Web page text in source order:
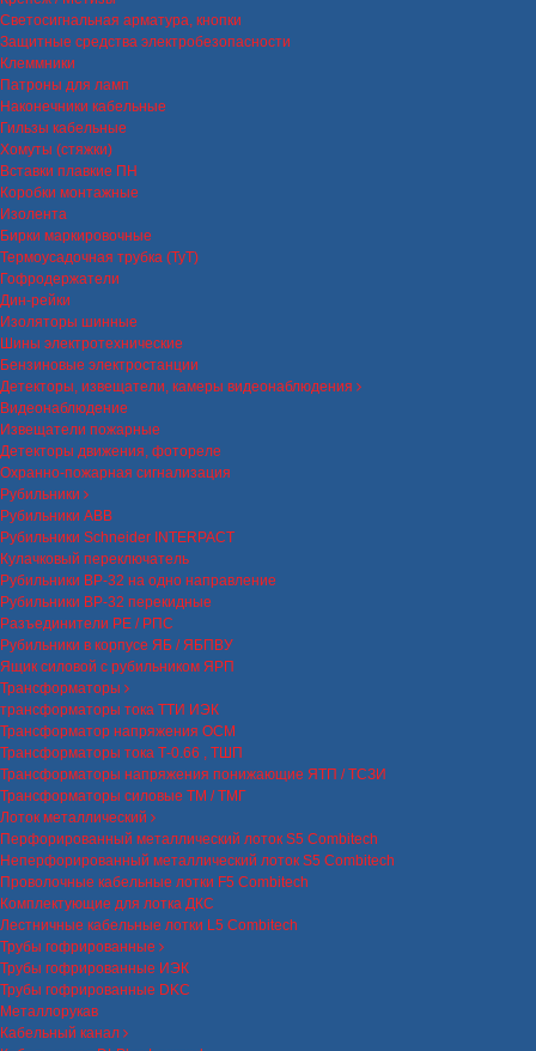
Светосигнальная арматура, кнопки
Защитные средства электробезопасности
Клеммники
Патроны для ламп
Наконечники кабельные
Гильзы кабельные
Хомуты (стяжки)
Вставки плавкие ПН
Коробки монтажные
Изолента
Бирки маркировочные
Термоусадочная трубка (ТуТ)
Гофродержатели
Дин-рейки
Изоляторы шинные
Шины электротехнические
Бензиновые электростанции
Детекторы, извещатели, камеры видеонаблюдения
Видеонаблюдение
Извещатели пожарные
Детекторы движения, фотореле
Охранно-пожарная сигнализация
Рубильники
Рубильники ABB
Рубильники Schneider INTERPACT
Кулачковый переключатель
Рубильники ВР-32 на одно направление
Рубильники ВР-32 перекидные
Разъединители РЕ / РПС
Рубильники в корпусе ЯБ / ЯБПВУ
Ящик силовой с рубильником ЯРП
Трансформаторы
трансформаторы тока ТТИ ИЭК
Трансформатор напряжения ОСМ
Трансформаторы тока Т-0.66 , ТШП
Трансформаторы напряжения понижающие ЯТП / ТСЗИ
Трансформаторы силовые ТМ / ТМГ
Лоток металлический
Перфорированный металлический лоток S5 Combitech
Неперфорированный металлический лоток S5 Combitech
Проволочные кабельные лотки F5 Combitech
Комплектующие для лотка ДКС
Лестничные кабельные лотки L5 Combitech
Трубы гофрированные
Трубы гофрированные ИЭК
Трубы гофрированные DKC
Металлорукав
Кабельный канал